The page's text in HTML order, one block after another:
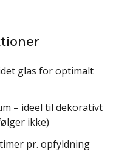
glas for optimalt
– ideel til dekorativt
ikke)
pr. opfyldning